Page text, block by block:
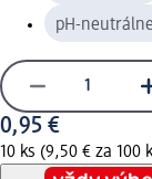
pH-
0,95 €
10 ks (9,50 € za 100